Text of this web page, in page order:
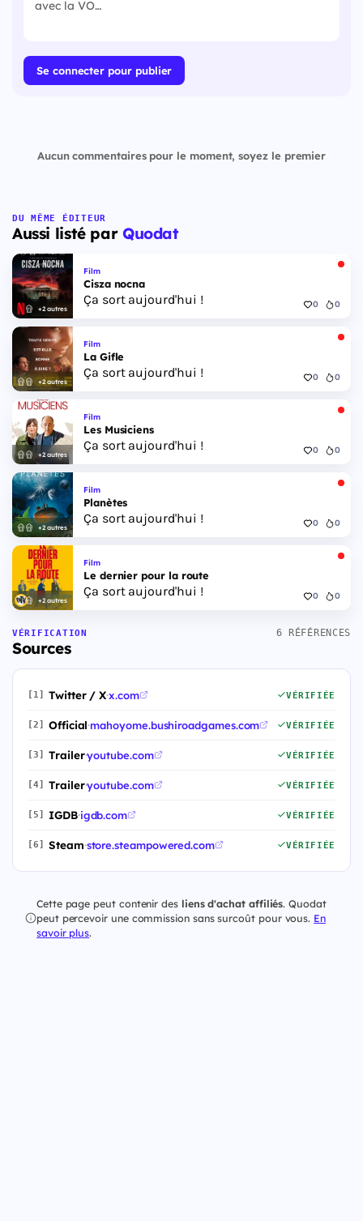
Se connecter pour publier
Aucun commentaires pour le moment, soyez le premier
DU MÊME ÉDITEUR
Aussi listé par Quodat
+2 autres
Film
Cisza nocna
Ça sort aujourd'hui ! 0 0
+2 autres
Film
La Gifle
Ça sort aujourd'hui ! 0 0
+2 autres
Film
Les Musiciens
Ça sort aujourd'hui ! 0 0
+2 autres
Film
Planètes
Ça sort aujourd'hui ! 0 0
+2 autres
Film
Le dernier pour la route
Ça sort aujourd'hui ! 0 0
VÉRIFICATION
Sources
6 RÉFÉRENCES
[1] Twitter / X·x.com VÉRIFIÉE
[2] Official·mahoyome.bushiroadgames.com VÉRIFIÉE
[3] Trailer·youtube.com VÉRIFIÉE
[4] Trailer·youtube.com VÉRIFIÉE
[5] IGDB·igdb.com VÉRIFIÉE
[6] Steam·store.steampowered.com VÉRIFIÉE
Cette page peut contenir des liens d'achat affiliés. Quodat
peut percevoir une commission sans surcoût pour vous. En
savoir plus.